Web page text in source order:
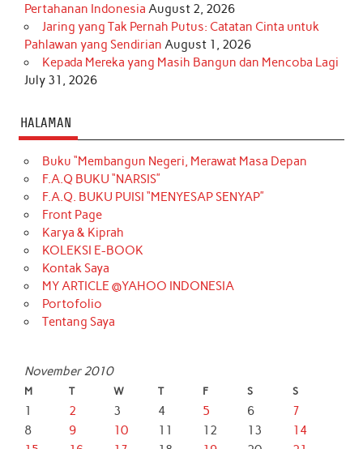
Pertahanan Indonesia August 2, 2026
Jaring yang Tak Pernah Putus: Catatan Cinta untuk
Pahlawan yang Sendirian August 1, 2026
Kepada Mereka yang Masih Bangun dan Mencoba Lagi
July 31, 2026
HALAMAN
Buku “Membangun Negeri, Merawat Masa Depan
F.A.Q BUKU “NARSIS”
F.A.Q. BUKU PUISI “MENYESAP SENYAP”
Front Page
Karya & Kiprah
KOLEKSI E-BOOK
Kontak Saya
MY ARTICLE @YAHOO INDONESIA
Portofolio
Tentang Saya
November 2010
M T W T F S S
1 2 3 4 5 6
7
8
9 10 11 12 13
14